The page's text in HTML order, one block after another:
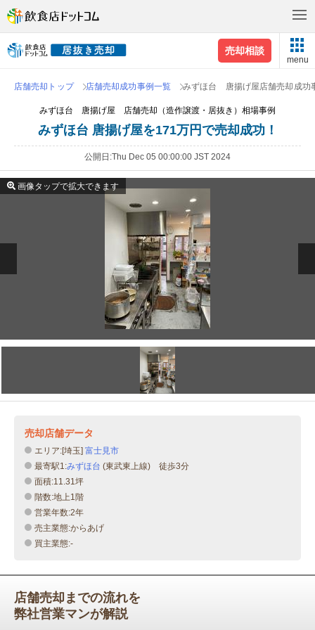
売却相談
menu
店舗売却トップ 店舗売却成功事例一覧 みずほ台 唐揚げ屋店舗売却成功
みずほ台 唐揚げ屋 店舗売却（造作譲渡・居抜き）相場事例
みずほ台 唐揚げ屋を171万円で売却成功！
公開日 Thu Dec 05 00:00:00 JST 2024
画像タップで拡大できます
売却店舗データ
エリア:[埼玉] 富士見市
最寄駅1:みずほ台 (東武東上線) 徒歩3分
面積:11.31坪
階数:地上1階
営業年数:2年
売主業態:からあげ
買主業態:-
店舗売却までの流れを
弊社営業マンが解説